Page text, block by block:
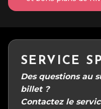
SERVICE
Des questions au
billet ?
Contactez le